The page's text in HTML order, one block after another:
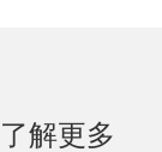
了解更多